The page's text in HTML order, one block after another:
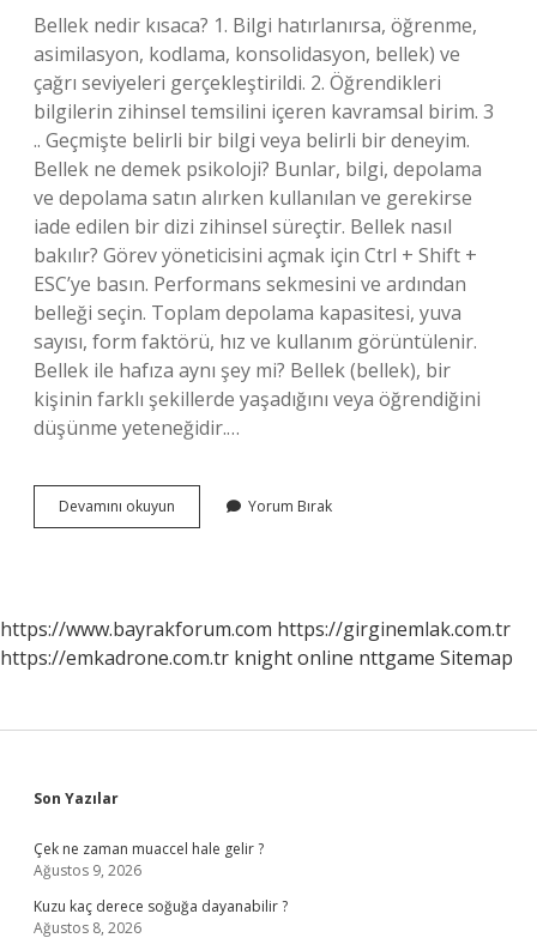
Bellek nedir kısaca? 1. Bilgi hatırlanırsa, öğrenme,
asimilasyon, kodlama, konsolidasyon, bellek) ve
çağrı seviyeleri gerçekleştirildi. 2. Öğrendikleri
bilgilerin zihinsel temsilini içeren kavramsal birim. 3
.. Geçmişte belirli bir bilgi veya belirli bir deneyim.
Bellek ne demek psikoloji? Bunlar, bilgi, depolama
ve depolama satın alırken kullanılan ve gerekirse
iade edilen bir dizi zihinsel süreçtir. Bellek nasıl
bakılır? Görev yöneticisini açmak için Ctrl + Shift +
ESC’ye basın. Performans sekmesini ve ardından
belleği seçin. Toplam depolama kapasitesi, yuva
sayısı, form faktörü, hız ve kullanım görüntülenir.
Bellek ile hafıza aynı şey mi? Bellek (bellek), bir
kişinin farklı şekillerde yaşadığını veya öğrendiğini
düşünme yeteneğidir.…
Devamını okuyun
Durumu
Yorum Bırak
https://www.bayrakforum.com https://girginemlak.com.tr
https://emkadrone.com.tr knight online nttgame Sitemap
Sidebar
Son Yazılar
Çek ne zaman muaccel hale gelir ?
Ağustos 9, 2026
Kuzu kaç derece soğuğa dayanabilir ?
Ağustos 8, 2026